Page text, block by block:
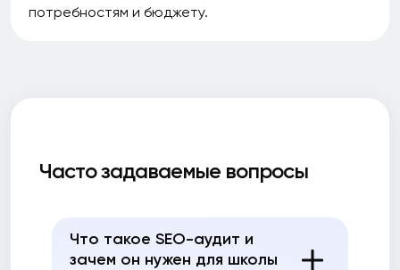
потребностям и бюджету.
Часто задаваемые вопросы
Что такое SEO-аудит и
зачем он нужен для школы